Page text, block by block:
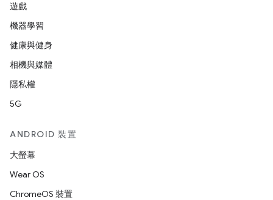
遊戲
機器學習
健康與健身
相機與媒體
隱私權
5G
ANDROID 裝置
大螢幕
Wear OS
ChromeOS 裝置